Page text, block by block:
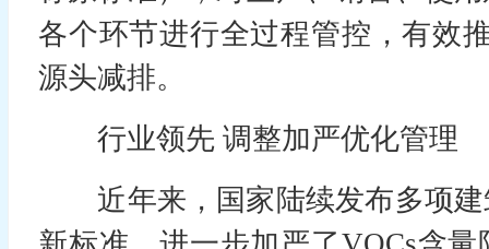
各个环节进行全过程管控，有效
源头减排。
行业领先 调整加严优化管理
近年来，国家陆续发布多项建